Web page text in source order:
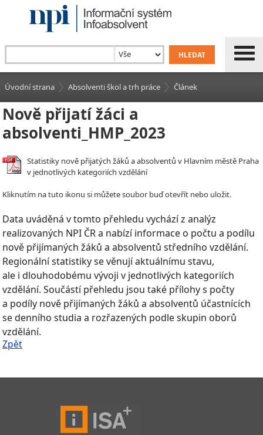
Úvodní strana Absolventi škol a trh práce Článek
Nově přijatí žáci a
absolventi_HMP_2023
Statistiky nově přijatých žáků a absolventů v Hlavním městě Praha
v jednotlivých kategoriích vzdělání
Kliknutím na tuto ikonu si můžete soubor buď otevřít nebo uložit.
Data uváděná v tomto přehledu vychází z analýz
realizovaných NPI ČR a nabízí informace o počtu a podílu
nově přijímaných žáků a absolventů středního vzdělání.
Regionální statistiky se věnují aktuálnímu stavu,
ale i dlouhodobému vývoji v jednotlivých kategoriích
vzdělání. Součástí přehledu jsou také přílohy s počty
a podíly nově přijímaných žáků a absolventů účastnících
se denního studia a rozřazených podle skupin oborů
vzdělání.
Zpět